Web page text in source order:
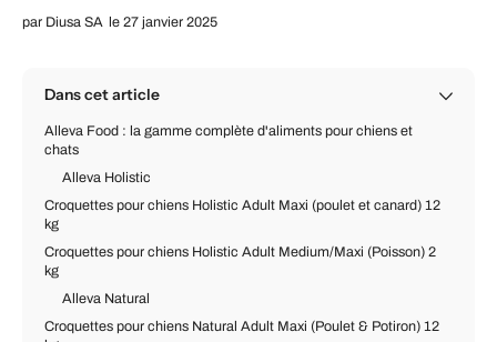
par Diusa SA le 27 janvier 2025
Dans cet article
Alleva Food : la gamme complète d'aliments pour chiens et
chats
Alleva Holistic
Croquettes pour chiens Holistic Adult Maxi (poulet et canard) 12
kg
Croquettes pour chiens Holistic Adult Medium/Maxi (Poisson) 2
kg
Alleva Natural
Croquettes pour chiens Natural Adult Maxi (Poulet & Potiron) 12